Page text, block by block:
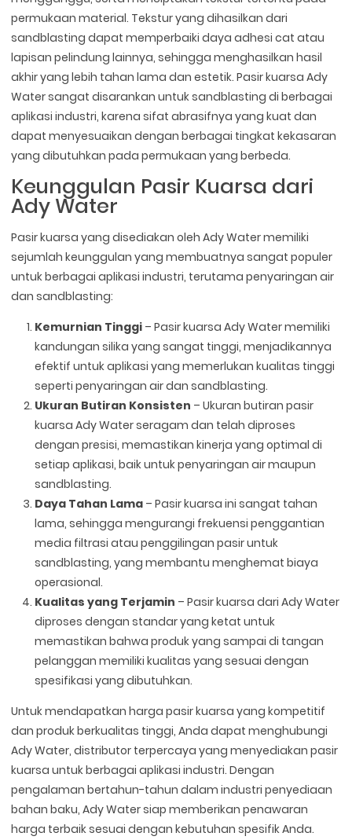
permukaan material. Tekstur yang dihasilkan dari
sandblasting dapat memperbaiki daya adhesi cat atau
lapisan pelindung lainnya, sehingga menghasilkan hasil
akhir yang lebih tahan lama dan estetik. Pasir kuarsa Ady
Water sangat disarankan untuk sandblasting di berbagai
aplikasi industri, karena sifat abrasifnya yang kuat dan
dapat menyesuaikan dengan berbagai tingkat kekasaran
yang dibutuhkan pada permukaan yang berbeda.
Keunggulan Pasir Kuarsa dari
Ady Water
Pasir kuarsa yang disediakan oleh Ady Water memiliki
sejumlah keunggulan yang membuatnya sangat populer
untuk berbagai aplikasi industri, terutama penyaringan air
dan sandblasting:
Kemurnian Tinggi – Pasir kuarsa Ady Water memiliki
kandungan silika yang sangat tinggi, menjadikannya
efektif untuk aplikasi yang memerlukan kualitas tinggi
seperti penyaringan air dan sandblasting.
Ukuran Butiran Konsisten – Ukuran butiran pasir
kuarsa Ady Water seragam dan telah diproses
dengan presisi, memastikan kinerja yang optimal di
setiap aplikasi, baik untuk penyaringan air maupun
sandblasting.
Daya Tahan Lama – Pasir kuarsa ini sangat tahan
lama, sehingga mengurangi frekuensi penggantian
media filtrasi atau penggilingan pasir untuk
sandblasting, yang membantu menghemat biaya
operasional.
Kualitas yang Terjamin – Pasir kuarsa dari Ady Water
diproses dengan standar yang ketat untuk
memastikan bahwa produk yang sampai di tangan
pelanggan memiliki kualitas yang sesuai dengan
spesifikasi yang dibutuhkan.
Untuk mendapatkan harga pasir kuarsa yang kompetitif
dan produk berkualitas tinggi, Anda dapat menghubungi
Ady Water, distributor terpercaya yang menyediakan pasir
kuarsa untuk berbagai aplikasi industri. Dengan
pengalaman bertahun-tahun dalam industri penyediaan
bahan baku, Ady Water siap memberikan penawaran
harga terbaik sesuai dengan kebutuhan spesifik Anda.